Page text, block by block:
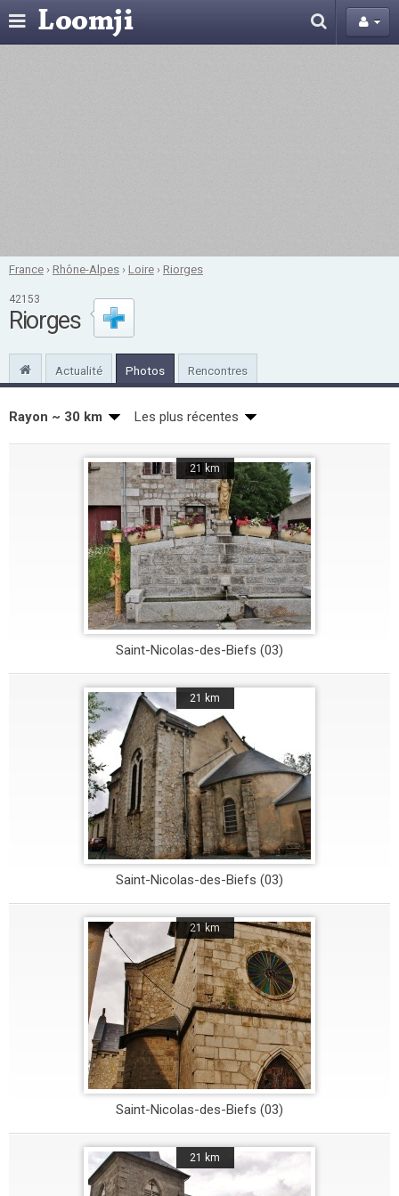
France ›Rhône-Alpes ›Loire ›Riorges
42153
Riorges
Actualité Photos Rencontres
Rayon ~ 30 km Les plus récentes
21 km
Saint-Nicolas-des-Biefs (03)
21 km
Saint-Nicolas-des-Biefs (03)
21 km
Saint-Nicolas-des-Biefs (03)
21 km